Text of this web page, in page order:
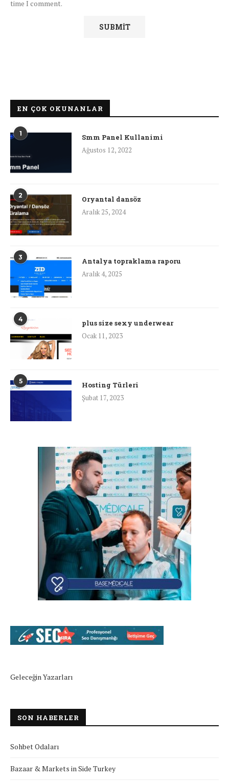
time I comment.
EN ÇOK OKUNANLAR
1
Smm Panel Kullanimi
Ağustos 12, 2022
2
Oryantal dansöz
Aralık 25, 2024
3
Antalya topraklama raporu
Aralık 4, 2025
4
plus size sexy underwear
Ocak 11, 2023
5
Hosting Türleri
Şubat 17, 2023
Geleceğin Yazarları
SON HABERLER
Sohbet Odaları
Bazaar & Markets in Side Turkey